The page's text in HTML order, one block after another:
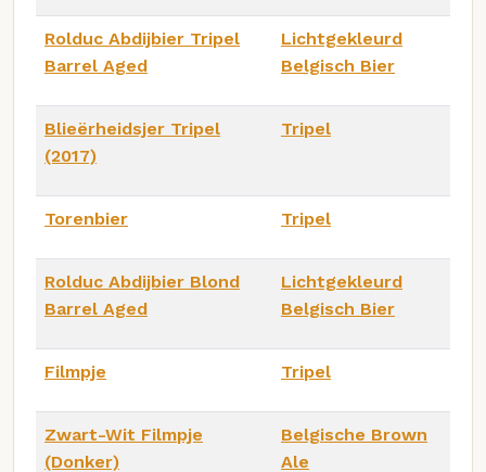
Rolduc Abdijbier Tripel
Barrel Aged
Lichtgekleurd
Belgisch Bier
Blieërheidsjer Tripel
(2017)
Tripel
Torenbier Tripel
Rolduc Abdijbier Blond
Barrel Aged
Lichtgekleurd
Belgisch Bier
Filmpje Tripel
Zwart-Wit Filmpje
(Donker)
Belgische Brown
Ale